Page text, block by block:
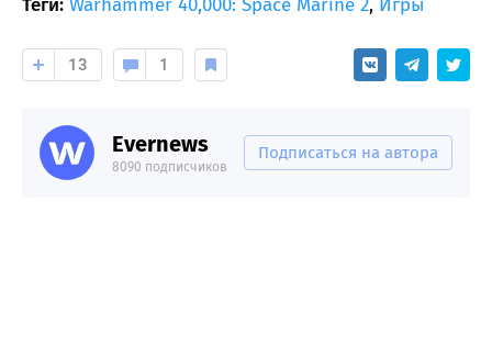
Теги: Warhammer 40,000: Space Marine 2, Игры
13 1
Evernews
8090 подписчиков
Подписаться на автора